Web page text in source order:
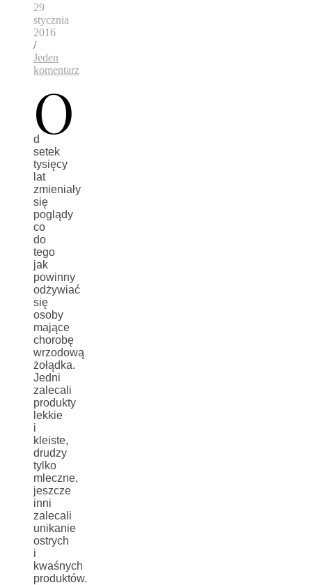
29
stycznia
2016
/
Jeden
komentarz
O
d
setek
tysięcy
lat
zmieniały
się
poglądy
co
do
tego
jak
powinny
odżywiać
się
osoby
mające
chorobę
wrzodową
żołądka.
Jedni
zalecali
produkty
lekkie
i
kleiste,
drudzy
tylko
mleczne,
jeszcze
inni
zalecali
unikanie
ostrych
i
kwaśnych
produktów.